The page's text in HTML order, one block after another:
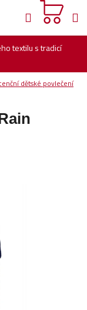
textilu s tradicí
Hledat
dětské povlečení